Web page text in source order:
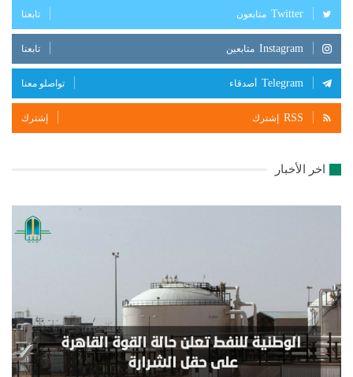
Twitter متابعون تابعنا
Instagram متابعين تابعنا
Telegram أصدقاء تواصلو معنا
RSS إشترك إشترك
اخر الأخبار